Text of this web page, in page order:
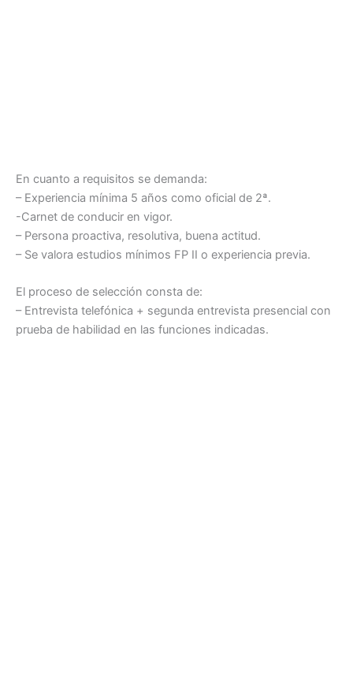
En cuanto a requisitos se demanda:
– Experiencia mínima 5 años como oficial de 2ª.
-Carnet de conducir en vigor.
– Persona proactiva, resolutiva, buena actitud.
– Se valora estudios mínimos FP II o experiencia previa.
El proceso de selección consta de:
– Entrevista telefónica + segunda entrevista presencial con
prueba de habilidad en las funciones indicadas.